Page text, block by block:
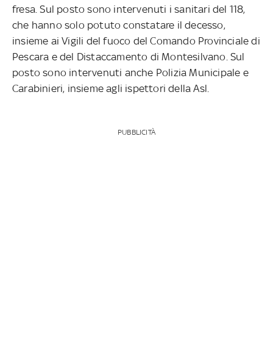
fresa. Sul posto sono intervenuti i sanitari del 118,
che hanno solo potuto constatare il decesso,
insieme ai Vigili del fuoco del Comando Provinciale di
Pescara e del Distaccamento di Montesilvano. Sul
posto sono intervenuti anche Polizia Municipale e
Carabinieri, insieme agli ispettori della Asl.
PUBBLICITÀ